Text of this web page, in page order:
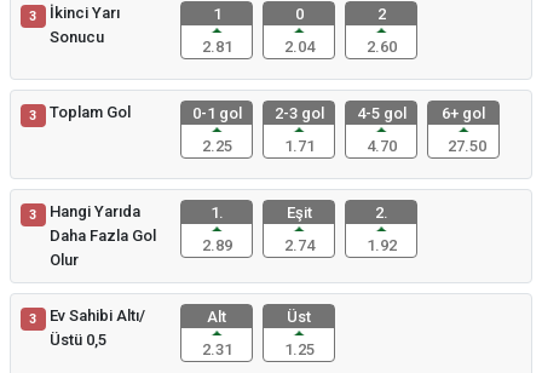
3
İkinci Yarı
Sonucu
1
2.81
0
2.04
2
2.60
3 Toplam Gol
0-1 gol
2.25
2-3 gol
1.71
4-5 gol
4.70
6+ gol
27.50
3
Hangi Yarıda
Daha Fazla Gol
Olur
1.
2.89
Eşit
2.74
2.
1.92
3
Ev Sahibi Altı/
Üstü 0,5
Alt
2.31
Üst
1.25